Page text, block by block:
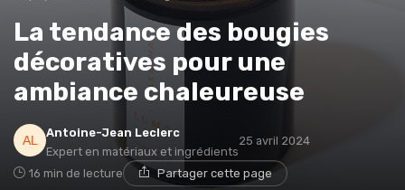
La tendance des bougies
décoratives pour une
ambiance chaleureuse
Antoine-Jean Leclerc
Expert en matériaux et ingrédients
25 avril 2024
16 min de lecture Partager cette page